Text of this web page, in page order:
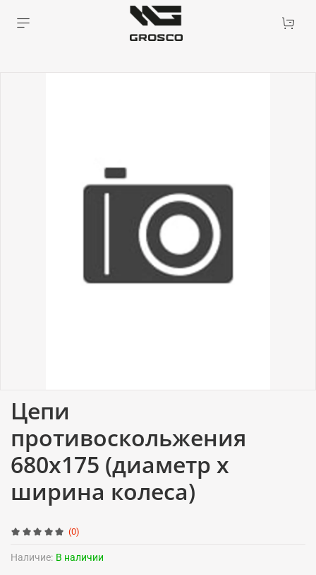
(0)
Наличие: В наличии
Цепи
противоскольжения
680x175 (диаметр x
ширина колеса)